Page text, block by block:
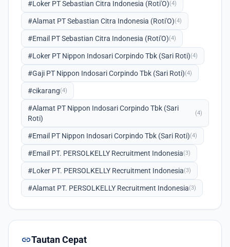
#Loker PT Sebastian Citra Indonesia (Roti'O)(4)
#Alamat PT Sebastian Citra Indonesia (Roti'O)(4)
#Email PT Sebastian Citra Indonesia (Roti'O)(4)
#Loker PT Nippon Indosari Corpindo Tbk (Sari Roti)(4)
#Gaji PT Nippon Indosari Corpindo Tbk (Sari Roti)(4)
#cikarang(4)
#Alamat PT Nippon Indosari Corpindo Tbk (Sari
Roti)
(4)
#Email PT Nippon Indosari Corpindo Tbk (Sari Roti)(4)
#Email PT. PERSOLKELLY Recruitment Indonesia(3)
#Loker PT. PERSOLKELLY Recruitment Indonesia(3)
#Alamat PT. PERSOLKELLY Recruitment Indonesia(3)
linkTautan Cepat